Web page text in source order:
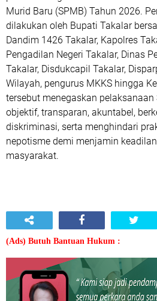
Murid Baru (SPMB) Tahun 2026.
dilakukan oleh Bupati Takalar
Dandim 1426 Takalar, Kapolres
Pengadilan Negeri Takalar, Dinas
Takalar, Disdukcapil Takalar,
Wilayah, pengurus MKKS hingga
tersebut menegaskan pelaksanaan
objektif, transparan, akuntabel,
diskriminasi, serta menghindari
nepotisme demi menjamin
masyarakat.
(Ads) Butuh Bantuan Hukum :